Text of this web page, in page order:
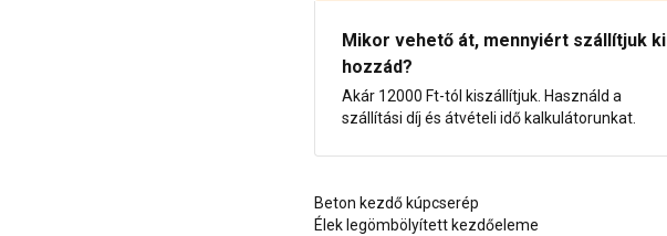
Mikor vehető át, mennyiért szállítjuk ki
hozzád?
Akár 12000 Ft-tól kiszállítjuk. Használd a
szállítási díj és átvételi idő kalkulátorunkat.
Beton kezdő kúpcserép
Élek legömbölyített kezdőeleme